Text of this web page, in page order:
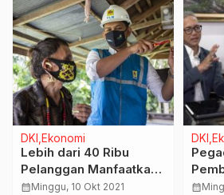
DKI Ekonomi
Lebih dari 40 Ribu
Pelanggan Manfaatkan
Promo Listrik “Super
calendar_monthMinggu, 10 Okt 2021
DKI
calendar_month